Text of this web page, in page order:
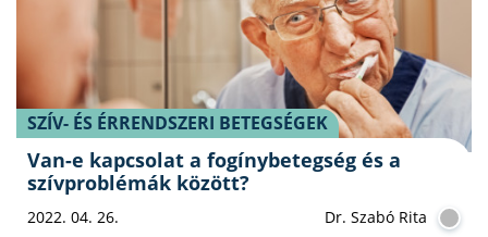
SZÍV- ÉS ÉRRENDSZERI BETEGSÉGEK
Van-e kapcsolat a fogínybetegség és a
szívproblémák között?
2022. 04. 26. Dr. Szabó Rita